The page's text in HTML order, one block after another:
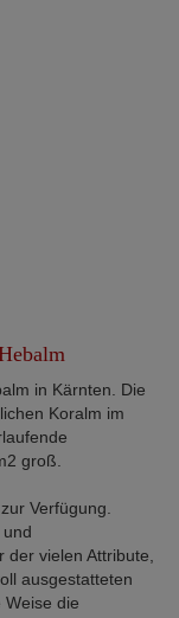
in Kärnten. Die
Koralm im
groß.
Verfügung.
vielen Attribute,
ausgestatteten
die